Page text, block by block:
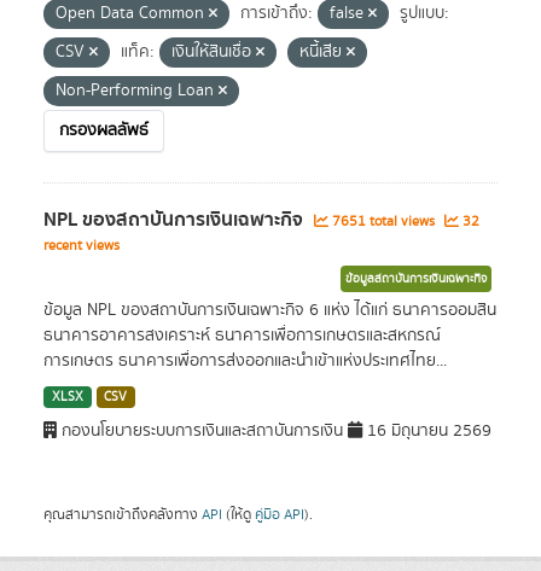
Open Data Common
การเข้าถึง: false
รูปแบบ:
CSV
แท็ค: เงินให้สินเชื่อ
หนี้เสีย
Non-Performing Loan
กรองผลลัพธ์
NPL ของสถาบันการเงินเฉพาะกิจ 7651 total views
32
recent views
ข้อมูลสถาบันการเงินเฉพาะกิจ
ข้อมูล NPL ของสถาบันการเงินเฉพาะกิจ 6 แห่ง ได้แก่ ธนาคารออมสิน
ธนาคารอาคารสงเคราะห์ ธนาคารเพื่อการเกษตรและสหกรณ์
การเกษตร ธนาคารเพื่อการส่งออกและนำเข้าแห่งประเทศไทย...
XLSX CSV
กองนโยบายระบบการเงินและสถาบันการเงิน 16 มิถุนายน 2569
คุณสามารถเข้าถึงคลังทาง API (ให้ดู คู่มือ API).